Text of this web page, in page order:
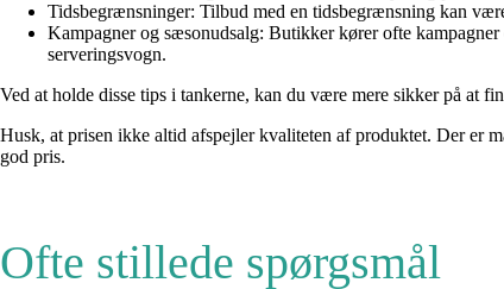
Tidsbegrænsninger: Tilbud med en tidsbegrænsning kan
Kampagner og sæsonudsalg: Butikker kører ofte
serveringsvogn.
Ved at holde disse tips i tankerne, kan du være mere sikker på at
Husk, at prisen ikke altid afspejler kvaliteten af produktet. Der er
god pris.
Ofte stillede spørgsmål